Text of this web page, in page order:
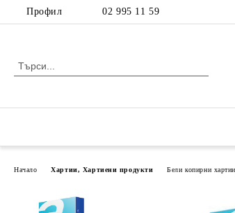
Профил 02 995 11 59
Начало Хартии, Хартиени продукти Бели копирни